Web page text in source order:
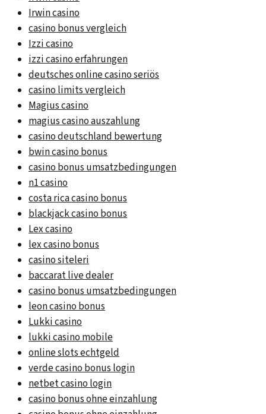
Irwin casino
casino bonus vergleich
Izzi casino
izzi casino erfahrungen
deutsches online casino seriös
casino limits vergleich
Magius casino
magius casino auszahlung
casino deutschland bewertung
bwin casino bonus
casino bonus umsatzbedingungen
n1 casino
costa rica casino bonus
blackjack casino bonus
Lex casino
lex casino bonus
casino siteleri
baccarat live dealer
casino bonus umsatzbedingungen
leon casino bonus
Lukki casino
lukki casino mobile
online slots echtgeld
verde casino bonus login
netbet casino login
casino bonus ohne einzahlung